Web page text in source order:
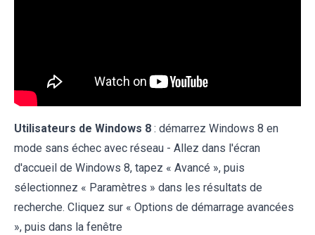
Utilisateurs de Windows 8 : démarrez Windows 8 en
mode sans échec avec réseau - Allez dans l'écran
d'accueil de Windows 8, tapez « Avancé », puis
sélectionnez « Paramètres » dans les résultats de
recherche. Cliquez sur « Options de démarrage avancées
», puis dans la fenêtre